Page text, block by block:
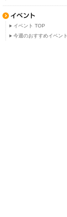
イベント TOP
今週のおすすめイベント